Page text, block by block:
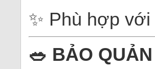
✨ Phù hợp
🥗 BẢO